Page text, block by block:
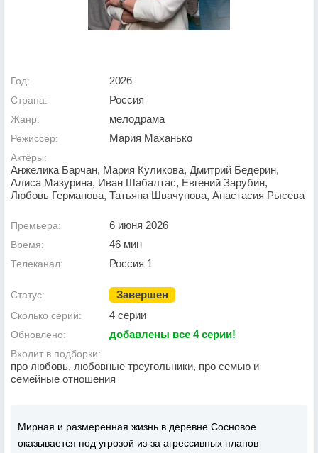
Год: 2026
Страна: Россия
Жанр: мелодрама
Режиссер: Мария Маханько
Актёры:
Анжелика Барчан, Мария Куликова, Дмитрий Бедерин,
Алиса Мазурина, Иван Шабалтас, Евгений Зарубин,
Любовь Германова, Татьяна Швачунова, Анастасия Рысева
Премьера: 6 июня 2026
Время: 46 мин
Телеканал: Россия 1
Статус: Завершен
Сколько серий: 4 серии
Обновлено: добавлены все 4 серии!
Входит в подборки:
про любовь, любовные треугольники, про семью и
семейные отношения
Мирная и размеренная жизнь в деревне Сосновое
оказывается под угрозой из-за агрессивных планов